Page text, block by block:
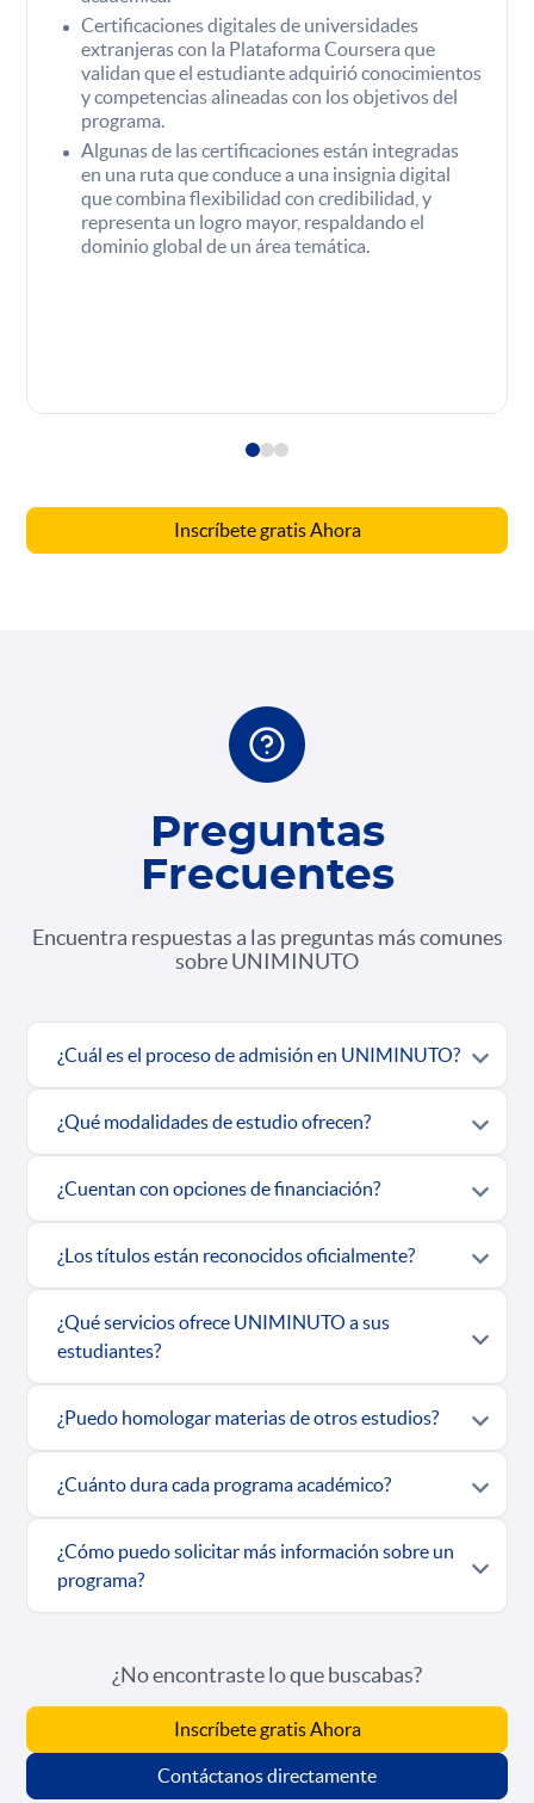
Certificaciones digitales de universidades
extranjeras con la Plataforma Coursera que
validan que el estudiante adquirió conocimientos
y competencias alineadas con los objetivos del
programa.
Algunas de las certificaciones están integradas
en una ruta que conduce a una insignia digital
que combina flexibilidad con credibilidad, y
representa un logro mayor, respaldando el
dominio global de un área temática.
Inscríbete gratis Ahora
Preguntas
Frecuentes
Encuentra respuestas a las preguntas más comunes
sobre UNIMINUTO
¿Cuál es el proceso de admisión en UNIMINUTO?
¿Qué modalidades de estudio ofrecen?
¿Cuentan con opciones de financiación?
¿Los títulos están reconocidos oficialmente?
¿Qué servicios ofrece UNIMINUTO a sus
estudiantes?
¿Puedo homologar materias de otros estudios?
¿Cuánto dura cada programa académico?
¿Cómo puedo solicitar más información sobre un
programa?
¿No encontraste lo que buscabas?
Inscríbete gratis Ahora
Contáctanos directamente